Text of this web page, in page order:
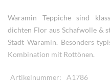
Waramin Teppiche sind
dichten Flor aus Schafwolle &
Stadt Waramin. Besonders
Kombination mit Rottönen.
Artikelnummer:
A1786